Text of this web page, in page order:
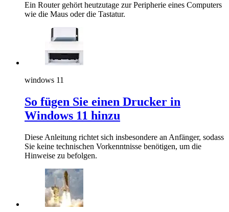
Ein Router gehört heutzutage zur Peripherie eines Computers
wie die Maus oder die Tastatur.
windows 11
So fügen Sie einen Drucker in
Windows 11 hinzu
Diese Anleitung richtet sich insbesondere an Anfänger, sodass
Sie keine technischen Vorkenntnisse benötigen, um die
Hinweise zu befolgen.